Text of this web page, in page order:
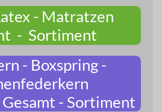
- Matratzen
- Sortiment
- Boxspring -
- Sortiment